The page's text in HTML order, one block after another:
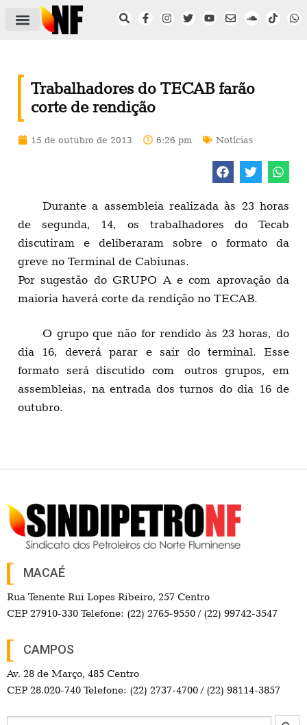
Trabalhadores do TECAB farão
corte de rendição
15 de outubro de 2013 6:26 pm Notícias
Durante a assembleia realizada às 23 horas
de segunda, 14, os trabalhadores do Tecab
discutiram e deliberaram sobre o formato da
greve no Terminal de Cabiunas.
Por sugestão do GRUPO A e com aprovação da
maioria haverá corte da rendição no TECAB.
O grupo que não for rendido às 23 horas, do
dia 16, deverá parar e sair do terminal. Esse
formato será discutido com outros grupos, em
assembleias, na entrada dos turnos do dia 16 de
outubro.
MACAÉ
Rua Tenente Rui Lopes Ribeiro, 257 Centro
CEP 27910-330 Telefone: (22) 2765-9550 / (22) 99742-3547
CAMPOS
Av. 28 de Março, 485 Centro
CEP 28.020-740 Telefone: (22) 2737-4700 / (22) 98114-3857
Search
Search Button